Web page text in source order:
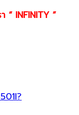
“ INFINITY ”